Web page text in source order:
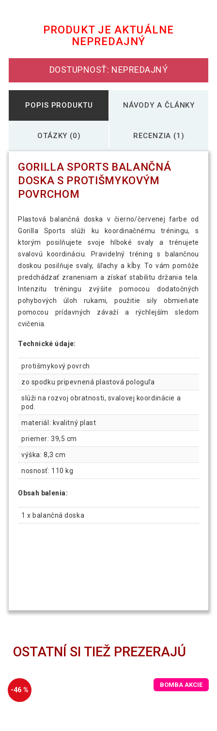
PRODUKT JE AKTUÁLNE
NEPREDAJNÝ
DOSTUPNOSŤ: NEPREDAJNÝ
POPIS PRODUKTU NÁVODY A ČLÁNKY
OTÁZKY (0) RECENZIA (1)
GORILLA SPORTS BALANČNÁ
DOSKA S PROTIŠMYKOVÝM
POVRCHOM
Plastová balančná doska v čierno/červenej farbe od
Gorilla Sports slúži ku koordinačnému tréningu, s
ktorým posilňujete svoje hlboké svaly a trénujete
svalovú koordináciu. Pravidelný tréning s balančnou
doskou posilňuje svaly, šľachy a kĺby. To vám pomôže
predchádzať zraneniam a získať stabilitu držania tela.
Intenzitu tréningu zvýšite pomocou dodatočných
pohybových úloh rukami, použitie sily obmieňate
pomocou prídavných závaží a rýchlejším sledom
cvičenia.
Technické údaje:
protišmykový povrch
zo spodku pripevnená plastová pologuľa
slúži na rozvoj obratnosti, svalovej koordinácie a
pod.
materiál: kvalitný plast
priemer: 39,5 cm
výška: 8,3 cm
nosnosť: 110 kg
Obsah balenia:
1 x balančná doska
OSTATNÍ SI TIEŽ PREZERAJÚ
-46 %
BOMBA AKCIE